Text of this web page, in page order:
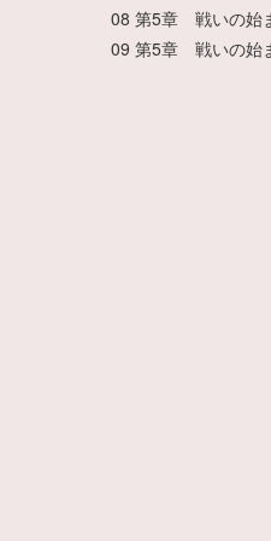
08 第5章 戦いの始
09 第5章 戦いの始